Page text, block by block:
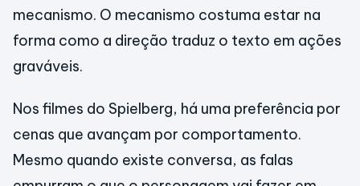
mecanismo. O mecanismo costuma estar na
forma como a direção traduz o texto em ações
graváveis.
Nos filmes do Spielberg, há uma preferência por
cenas que avançam por comportamento.
Mesmo quando existe conversa, as falas